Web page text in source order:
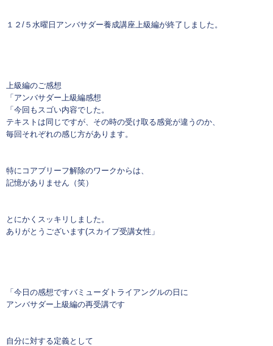
１２/５水曜日アンバサダー養成講座上級編が終了しました。
上級編のご感想
「アンバサダー上級編感想
「今回もスゴい内容でした。
テキストは同じですが、その時の受け取る感覚が違うのか、
毎回それぞれの感じ方があります。
特にコアブリーフ解除のワークからは、
記憶がありません（笑）
とにかくスッキリしました。
ありがとうございます(スカイプ受講女性」
「今日の感想ですバミューダトライアングルの日に
アンバサダー上級編の再受講です
自分に対する定義として